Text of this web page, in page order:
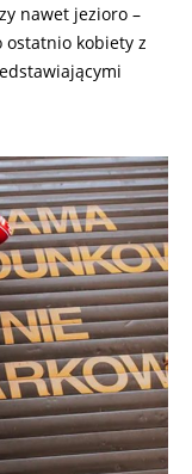
nawet jezioro –
ostatnio kobiety z